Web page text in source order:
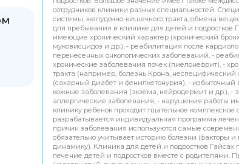
сотрудников клиники разных специальностей.
системы, желудочно-кишечного тракта, обмена
для пребывания в клинике для детей и подростков
имеющие хронический характер (хронический
муковисцидоз и др.), - реабилитация после
перенесенных онкологических заболеваний, -
хронические заболевания почек (пиелонефрит), -
тракта (например, болезнь Крона,
(сахарный диабет и фенилкетонурия), -
кожные заболевания (экзема, нейродермит и др.), -
аллергические заболевания, - нарушения работы
клинику ребенок проходит тщательное комплексное
разрабатывается индивидуальная программа
причин заболевания используются самые
обязательно учитывает историю болезни (факторы
динамику). Клиника для детей и подростков
лечение детей и подростков вместе с родителями.